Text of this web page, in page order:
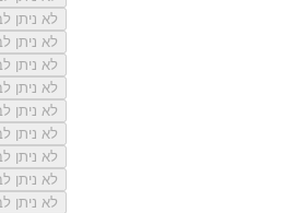
לא ניתן
לא ניתן
לא ניתן
לא ניתן
לא ניתן
לא ניתן
לא ניתן
לא ניתן
לא ניתן